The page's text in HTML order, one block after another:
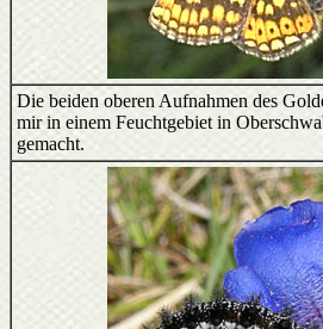
Die beiden oberen Aufnahmen des
mir in einem Feuchtgebiet in
gemacht.